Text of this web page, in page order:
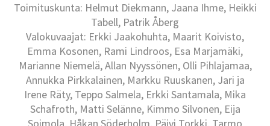
Toimituskunta: Helmut Diekmann, Jaana Ihme, Heikki
Tabell, Patrik Åberg
Valokuvaajat: Erkki Jaakohuhta, Maarit Koivisto,
Emma Kosonen, Rami Lindroos, Esa Marjamäki,
Marianne Niemelä, Allan Nyyssönen, Olli Pihlajamaa,
Annukka Pirkkalainen, Markku Ruuskanen, Jari ja
Irene Räty, Teppo Salmela, Erkki Santamala, Mika
Schafroth, Matti Selänne, Kimmo Silvonen, Eija